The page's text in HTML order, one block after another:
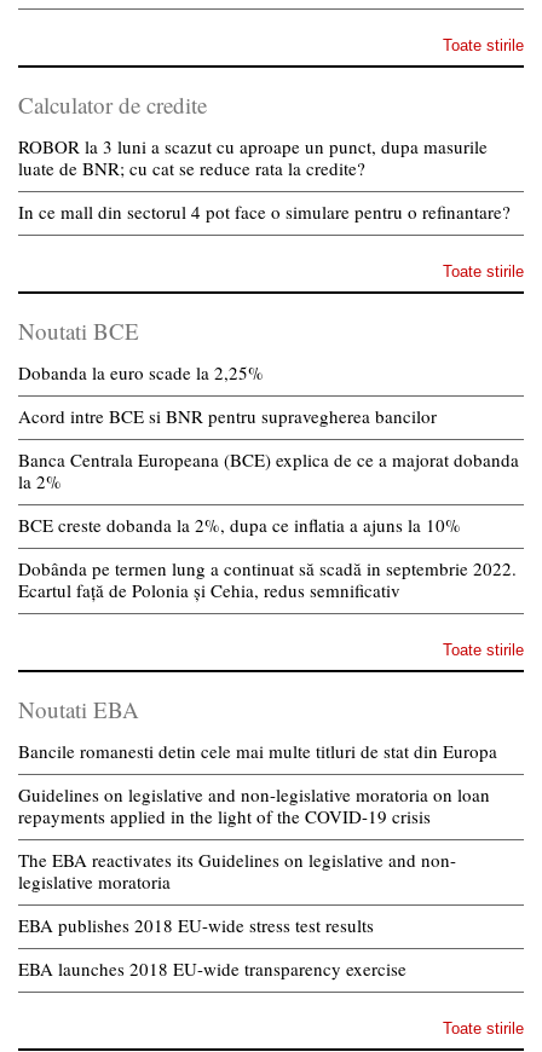
Toate stirile
Calculator de credite
ROBOR la 3 luni a scazut cu aproape un punct, dupa masurile
luate de BNR; cu cat se reduce rata la credite?
In ce mall din sectorul 4 pot face o simulare pentru o refinantare?
Toate stirile
Noutati BCE
Dobanda la euro scade la 2,25%
Acord intre BCE si BNR pentru supravegherea bancilor
Banca Centrala Europeana (BCE) explica de ce a majorat dobanda
la 2%
BCE creste dobanda la 2%, dupa ce inflatia a ajuns la 10%
Dobânda pe termen lung a continuat să scadă in septembrie 2022.
Ecartul față de Polonia și Cehia, redus semnificativ
Toate stirile
Noutati EBA
Bancile romanesti detin cele mai multe titluri de stat din Europa
Guidelines on legislative and non-legislative moratoria on loan
repayments applied in the light of the COVID-19 crisis
The EBA reactivates its Guidelines on legislative and non-
legislative moratoria
EBA publishes 2018 EU-wide stress test results
EBA launches 2018 EU-wide transparency exercise
Toate stirile